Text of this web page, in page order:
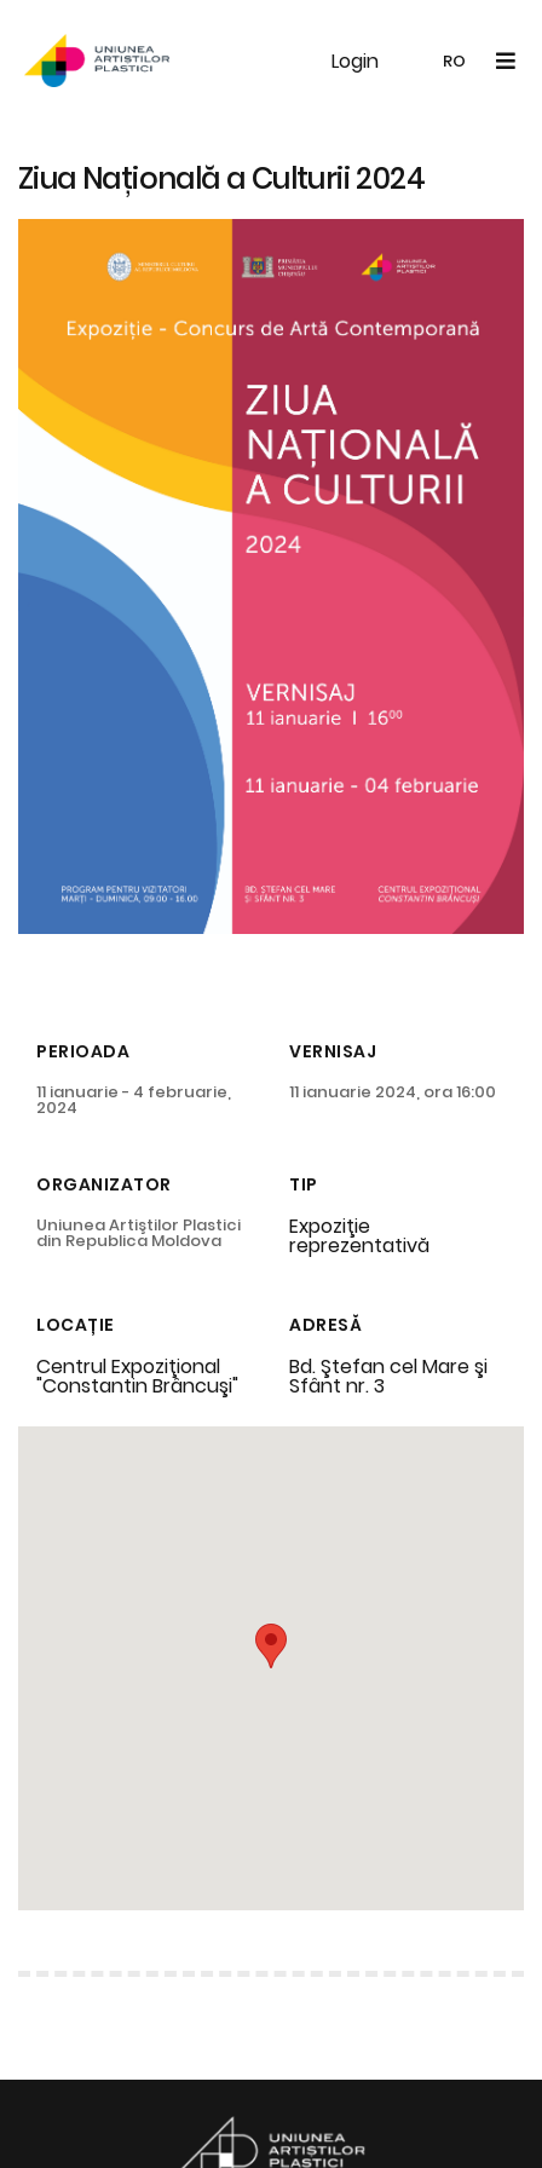
Login RO
UAP Galerie Noutăți
Ziua Națională a Culturii 2024
PERIOADA
11 ianuarie - 4 februarie,
2024
VERNISAJ
11 ianuarie 2024, ora 16:00
ORGANIZATOR
Uniunea Artiştilor Plastici
din Republica Moldova
TIP
Expoziţie
reprezentativă
LOCAȚIE
Centrul Expoziţional
"Constantin Brâncuşi"
ADRESĂ
Bd. Ştefan cel Mare şi
Sfânt nr. 3